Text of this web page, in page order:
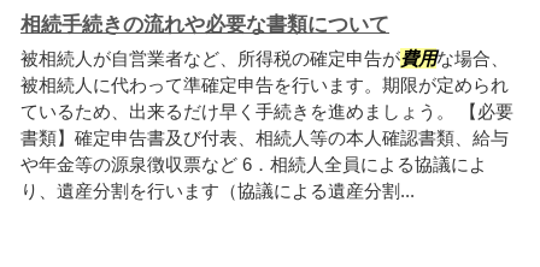
相続手続きの流れや必要な書類について
被相続人が自営業者など、所得税の確定申告が費用な場合、
被相続人に代わって準確定申告を行います。期限が定められ
ているため、出来るだけ早く手続きを進めましょう。 【必要
書類】確定申告書及び付表、相続人等の本人確認書類、給与
や年金等の源泉徴収票など 6．相続人全員による協議によ
り、遺産分割を行います（協議による遺産分割...